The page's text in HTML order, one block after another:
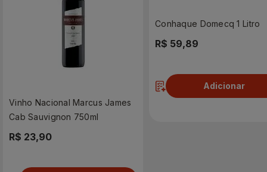
Vinho Nacional Marcus James
Cab Sauvignon 750ml
R$ 23,90
Conhaque Domecq 1 Litro
R$ 59,89
Adicionar